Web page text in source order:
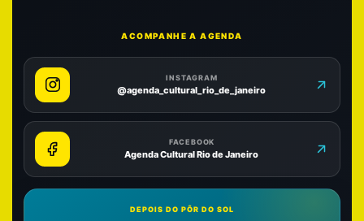
ACOMPANHE A AGENDA
INSTAGRAM
@agenda_cultural_rio_de_janeiro
FACEBOOK
Agenda Cultural Rio de Janeiro
DEPOIS DO PÔR DO SOL